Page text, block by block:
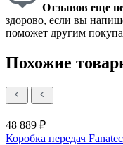
Отзывов еще
здорово, если вы
поможет другим
Похожие
48 889 ₽
Коробка передач